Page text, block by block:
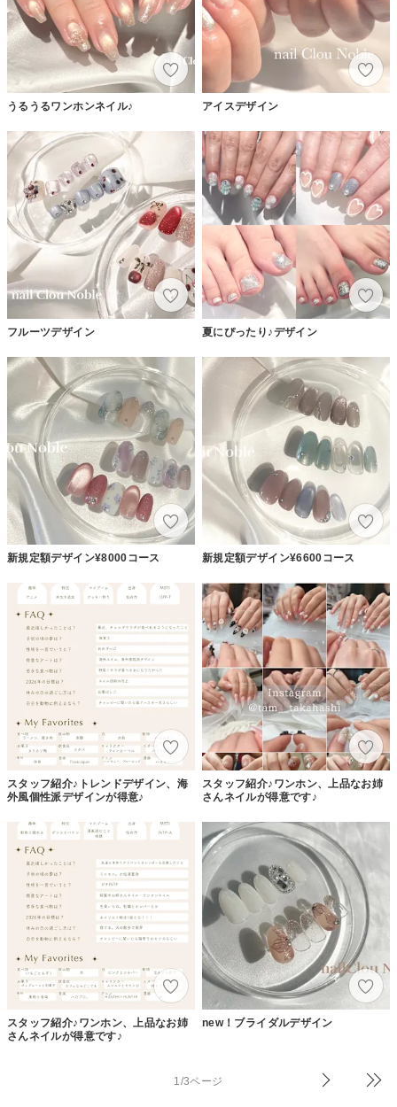
うるうるワンホンネイル♪ アイスデザイン
フルーツデザイン 夏にぴったり♪デザイン
新規定額デザイン¥8000コース 新規定額デザイン¥6600コース
スタッフ紹介♪トレンドデザイン、海
外風個性派デザインが得意♪
スタッフ紹介♪ワンホン、上品なお姉
さんネイルが得意です♪
スタッフ紹介♪ワンホン、上品なお姉
さんネイルが得意です♪
new！ブライダルデザイン
1/3ページ